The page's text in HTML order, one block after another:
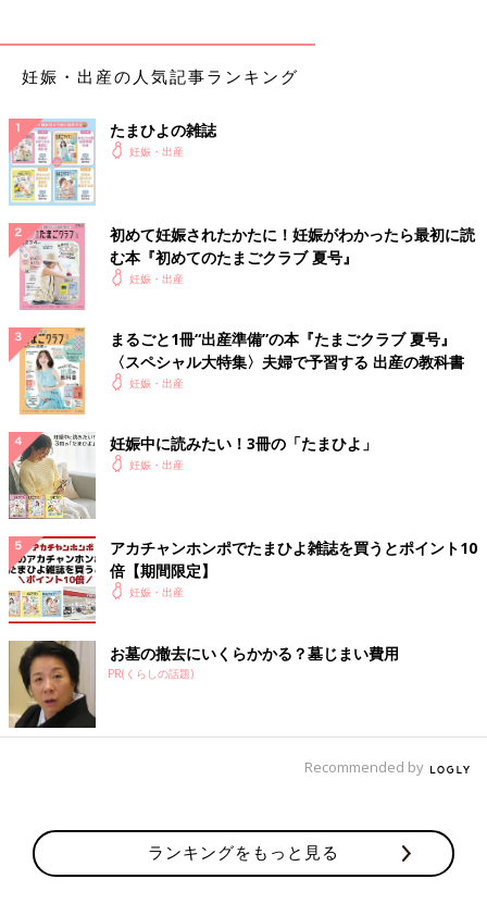
妊娠・出産の人気記事ランキング
たまひよの雑誌
妊娠・出産
初めて妊娠されたかたに！妊娠がわかったら最初に読
む本『初めてのたまごクラブ 夏号』
妊娠・出産
まるごと1冊“出産準備”の本『たまごクラブ 夏号』
〈スペシャル大特集〉夫婦で予習する 出産の教科書
妊娠・出産
妊娠中に読みたい！3冊の「たまひよ」
妊娠・出産
アカチャンホンポでたまひよ雑誌を買うとポイント10
倍【期間限定】
妊娠・出産
お墓の撤去にいくらかかる？墓じまい費用
PR(くらしの話題)
Recommended by
ランキングをもっと見る